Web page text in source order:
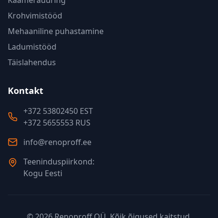
Krohvimistööd
Mehaaniline puhastamine
Ladumistööd
Täislahendus
Kontakt
+372 53802450 EST
+372 5655553 RUS
info@renoproff.ee
Teeninduspiirkond:
Kogu Eesti